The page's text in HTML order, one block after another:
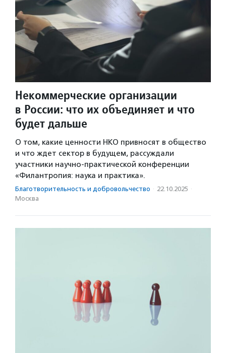
Некоммерческие организации
в России: что их объединяет и что
будет дальше
О том, какие ценности НКО привносят в общество
и что ждет сектор в будущем, рассуждали
участники научно-практической конференции
«Филантропия: наука и практика».
Благотвори­тель­ность и доброволь­чест­во · 22.10.2025 ·
Москва